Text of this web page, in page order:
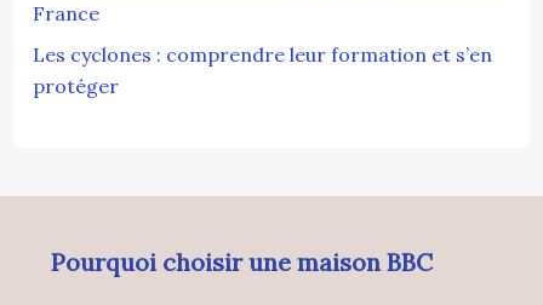
France
Les cyclones : comprendre leur formation et s’en
protéger
Pourquoi choisir une maison BBC